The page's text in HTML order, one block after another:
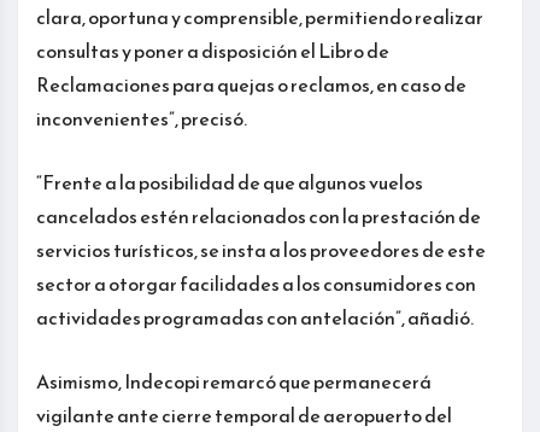
clara, oportuna y comprensible, permitiendo realizar
consultas y poner a disposición el Libro de
Reclamaciones para quejas o reclamos, en caso de
inconvenientes”, precisó.
“Frente a la posibilidad de que algunos vuelos
cancelados estén relacionados con la prestación de
servicios turísticos, se insta a los proveedores de este
sector a otorgar facilidades a los consumidores con
actividades programadas con antelación”, añadió.
Asimismo, Indecopi remarcó que permanecerá
vigilante ante cierre temporal de aeropuerto del